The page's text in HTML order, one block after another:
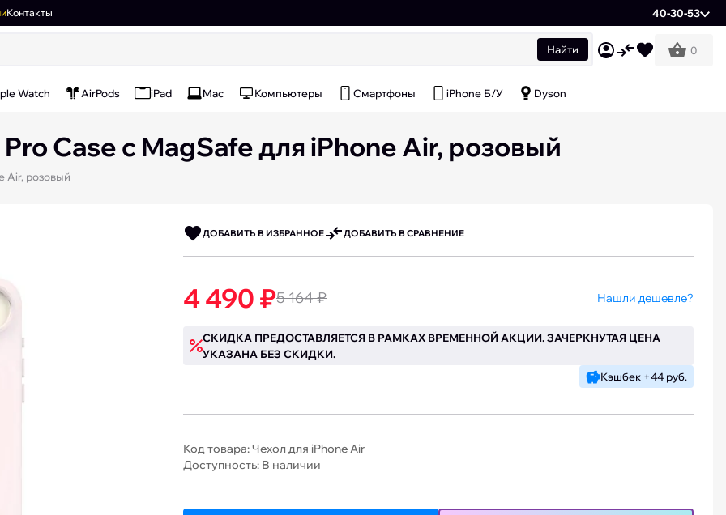
Контакты 40-30-53
Найти 0
Watch AirPods iPad Mac Компьютеры Смартфоны iPhone Б/У Dyson
Case с MagSafe для iPhone Air, розовый
Air, розовый
ДОБАВИТЬ В ИЗБРАННОЕ ДОБАВИТЬ В СРАВНЕНИЕ
4 490 ₽5 164 ₽ Нашли дешевле?
СКИДКА ПРЕДОСТАВЛЯЕТСЯ В РАМКАХ ВРЕМЕННОЙ АКЦИИ. ЗАЧЕРКНУТАЯ ЦЕНА
УКАЗАНА БЕЗ СКИДКИ.
Кэшбек +44 руб.
Код товара: Чехол для iPhone Air
Доступность: В наличии